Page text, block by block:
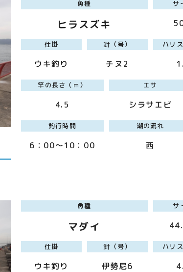
魚種
ヒラスズキ
サ
仕掛
ウキ釣り
針（号）
チヌ2
ハリ
竿の長さ（ｍ）
4.5
エサ
シラサエビ
釣行時間
6：00～10：00
潮の流れ
西
魚種
マダイ
サ
仕掛
ウキ釣り
針（号）
伊勢尼6
ハリ